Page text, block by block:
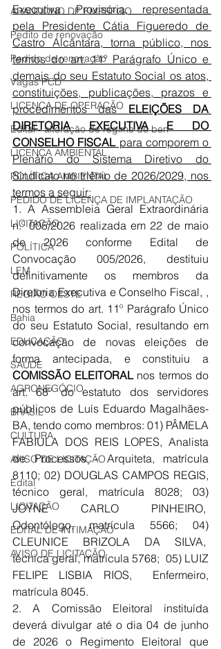
ABANDONO DE EMPREGO
Pedito de renovação
Pedido de renovação
Vagas PCD
LICENÇA DE OPERAÇÃO
Edital - alteração de regime de ben
LICENÇA AMBIENTAL
POLÍTICA AMBIENTAL
PEDIDO DE LICENÇA DE IMPLANTAÇÃO
LICITAÇÃO
POLÍTICA
LEM
REGIÃO OESTE
Bahia
EDUCAÇÃO
SAÚDE
AGRONEGÓCIO
BRASIL
CULTURA
AVISO DE LICITAÇÃO
Edital
LICITAÇÃO
EDITAL DE INTIMAÇÃO
AVISO DE LICITAÇÃO
Executiva Provisória, representada
pela Presidente Cátia Figueredo de
Castro Alcântara, torna público, nos
termos do art. 11º Parágrafo Único e
demais do seu Estatuto Social os atos,
constituições, publicações, prazos e
procedimentos das ELEIÇÕES DA
DIRETORIA EXECUTIVA E DO
CONSELHO FISCAL para comporem o
Plenário do Sistema Diretivo do
Sindicato no triênio de 2026/2029, nos
termos a seguir:
1. A A
n.º 005/2026 realizada em 22 de maio
de 2026 conforme Edital de
Convocação 005/2026, destituiu
definitivamente os membros da
Diretoria Executiva e Conselho Fiscal, ,
nos termos do art. 11º Parágrafo Único
do seu Estatuto Social, resultando em
convocação de novas eleições de
forma antecipada, e
COMISSÃO ELEITORAL nos termos do
art. 68º do estatuto dos servidores
públicos de Luís Eduardo Magalhães-
BA, tendo como membros: 01) PÂMELA
FABIULA DOS REIS LOPES, Analista
de Processos - Arquiteta, matrícula
8110; 02) DOUGLAS CAMPOS REGIS,
técnico geral, matrícula 8028; 03)
JOYNE CARLO PINHEIRO,
Odontólogo, matrícula 5566; 04)
CLEUNICE BRIZOLA DA SILVA,
técnica geral, matrícula 5768;  05) LUIZ
FELIPE LISBIA RIOS,  Enfermeiro,
matrícula 8045.
2. A Comissão Eleitoral instituída
deverá divulgar até o dia 04 de junho
de 2026 o Regimento Eleitoral que